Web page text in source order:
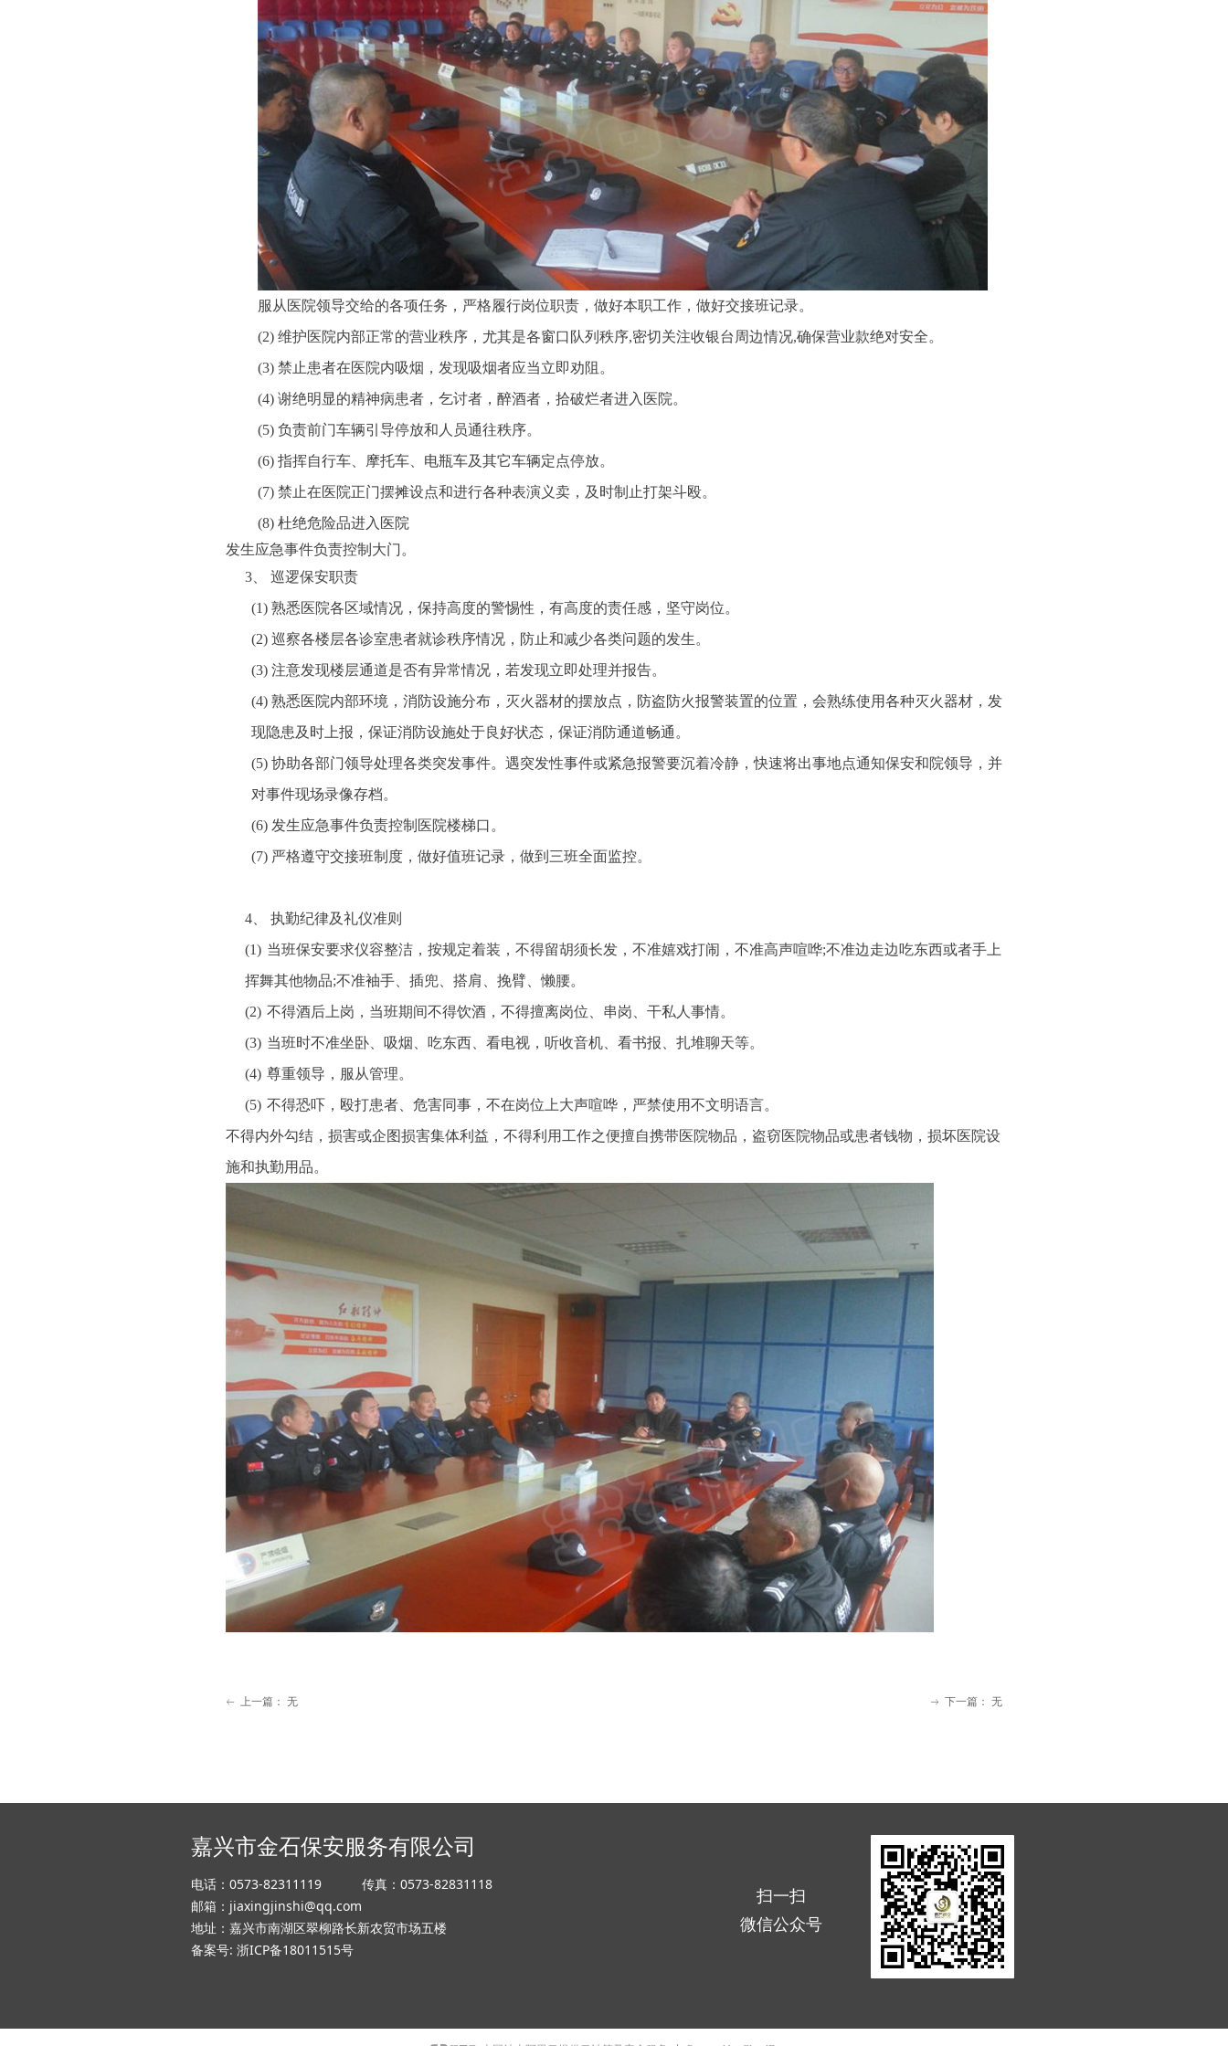
服从医院领导交给的各项任务，严格履行岗位职责，做好本职工作，做好交接班记录。
(2) 维护医院内部正常的营业秩序，尤其是各窗口队列秩序,密切关注收银台周边情况,确保营业款绝对安全。
(3) 禁止患者在医院内吸烟，发现吸烟者应当立即劝阻。
(4) 谢绝明显的精神病患者，乞讨者，醉酒者，拾破烂者进入医院。
(5) 负责前门车辆引导停放和人员通往秩序。
(6) 指挥自行车、摩托车、电瓶车及其它车辆定点停放。
(7) 禁止在医院正门摆摊设点和进行各种表演义卖，及时制止打架斗殴。
(8) 杜绝危险品进入医院
发生应急事件负责控制大门。
3、 巡逻保安职责
(1) 熟悉医院各区域情况，保持高度的警惕性，有高度的责任感，坚守岗位。
(2) 巡察各楼层各诊室患者就诊秩序情况，防止和减少各类问题的发生。
(3) 注意发现楼层通道是否有异常情况，若发现立即处理并报告。
(4) 熟悉医院内部环境，消防设施分布，灭火器材的摆放点，防盗防火报警装置的位置，会熟练使用各种灭火器材，发
现隐患及时上报，保证消防设施处于良好状态，保证消防通道畅通。
(5) 协助各部门领导处理各类突发事件。遇突发性事件或紧急报警要沉着冷静，快速将出事地点通知保安和院领导，并
对事件现场录像存档。
(6) 发生应急事件负责控制医院楼梯口。
(7) 严格遵守交接班制度，做好值班记录，做到三班全面监控。
4、 执勤纪律及礼仪准则
(1) 当班保安要求仪容整洁，按规定着装，不得留胡须长发，不准嬉戏打闹，不准高声喧哗;不准边走边吃东西或者手上
挥舞其他物品;不准袖手、插兜、搭肩、挽臂、懒腰。
(2) 不得酒后上岗，当班期间不得饮酒，不得擅离岗位、串岗、干私人事情。
(3) 当班时不准坐卧、吸烟、吃东西、看电视，听收音机、看书报、扎堆聊天等。
(4) 尊重领导，服从管理。
(5) 不得恐吓，殴打患者、危害同事，不在岗位上大声喧哗，严禁使用不文明语言。
不得内外勾结，损害或企图损害集体利益，不得利用工作之便擅自携带医院物品，盗窃医院物品或患者钱物，损坏医院设
施和执勤用品。
ꂃ 上一篇： 无 ꁹ 下一篇： 无
嘉兴市金石保安服务有限公司
电话：0573-82311119 传真：0573-82831118
邮箱：jiaxingjinshi@qq.com
地址：嘉兴市南湖区翠柳路长新农贸市场五楼
备案号: 浙ICP备18011515号
扫一扫
微信公众号